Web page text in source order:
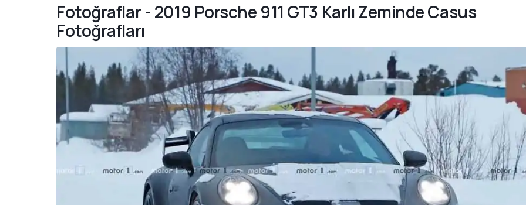
Fotoğraflar - 2019 Porsche 911 GT3 Karlı Zeminde Casus
Fotoğrafları